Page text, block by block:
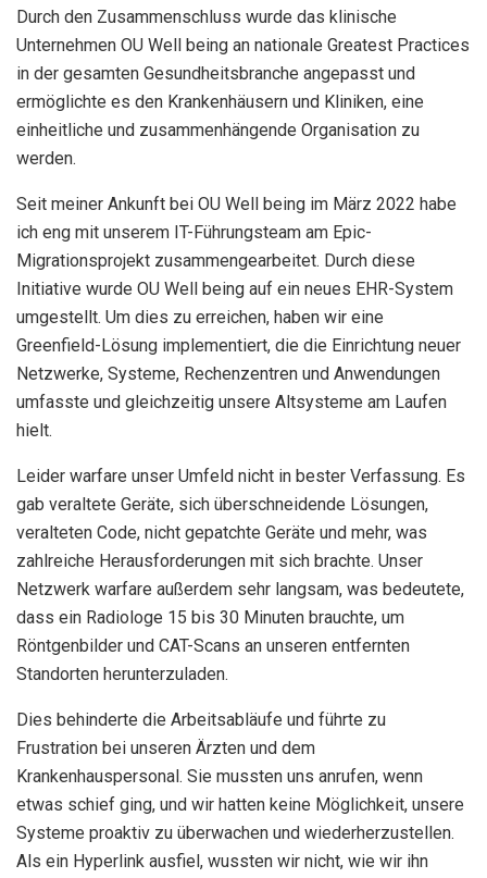
Durch den Zusammenschluss wurde das klinische
Unternehmen OU Well being an nationale Greatest Practices
in der gesamten Gesundheitsbranche angepasst und
ermöglichte es den Krankenhäusern und Kliniken, eine
einheitliche und zusammenhängende Organisation zu
werden.
Seit meiner Ankunft bei OU Well being im März 2022 habe
ich eng mit unserem IT-Führungsteam am Epic-
Migrationsprojekt zusammengearbeitet. Durch diese
Initiative wurde OU Well being auf ein neues EHR-System
umgestellt. Um dies zu erreichen, haben wir eine
Greenfield-Lösung implementiert, die die Einrichtung neuer
Netzwerke, Systeme, Rechenzentren und Anwendungen
umfasste und gleichzeitig unsere Altsysteme am Laufen
hielt.
Leider warfare unser Umfeld nicht in bester Verfassung. Es
gab veraltete Geräte, sich überschneidende Lösungen,
veralteten Code, nicht gepatchte Geräte und mehr, was
zahlreiche Herausforderungen mit sich brachte. Unser
Netzwerk warfare außerdem sehr langsam, was bedeutete,
dass ein Radiologe 15 bis 30 Minuten brauchte, um
Röntgenbilder und CAT-Scans an unseren entfernten
Standorten herunterzuladen.
Dies behinderte die Arbeitsabläufe und führte zu
Frustration bei unseren Ärzten und dem
Krankenhauspersonal. Sie mussten uns anrufen, wenn
etwas schief ging, und wir hatten keine Möglichkeit, unsere
Systeme proaktiv zu überwachen und wiederherzustellen.
Als ein Hyperlink ausfiel, wussten wir nicht, wie wir ihn